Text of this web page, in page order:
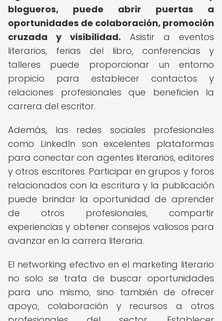
blogueros, puede abrir puertas a
oportunidades de colaboración, promoción
cruzada y visibilidad. Asistir a eventos
literarios, ferias del libro, conferencias y
talleres puede proporcionar un entorno
propicio para establecer contactos y
relaciones profesionales que beneficien la
carrera del escritor.
Además, las redes sociales profesionales
como LinkedIn son excelentes plataformas
para conectar con agentes literarios, editores
y otros escritores. Participar en grupos y foros
relacionados con la escritura y la publicación
puede brindar la oportunidad de aprender
de otros profesionales, compartir
experiencias y obtener consejos valiosos para
avanzar en la carrera literaria.
El networking efectivo en el marketing literario
no solo se trata de buscar oportunidades
para uno mismo, sino también de ofrecer
apoyo, colaboración y recursos a otros